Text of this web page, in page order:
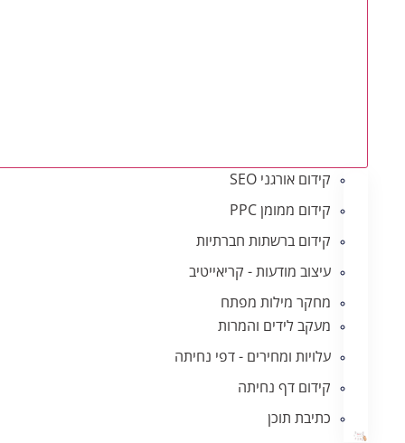
קידום אורגני SEO
קידום ממומן PPC
קידום ברשתות חברתיות
עיצוב מודעות - קריאייטיב
מחקר מילות מפתח
מעקב לידים והמרות
עלויות ומחירים - דפי נחיתה
קידום דף נחיתה
כתיבת תוכן